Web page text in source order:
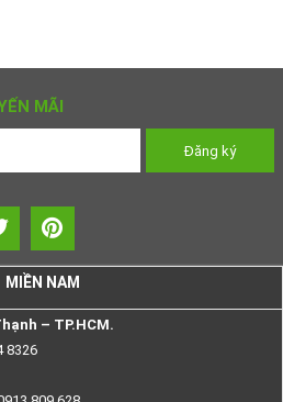
MÃI
MIỀN NAM
– TP.HCM.
8326